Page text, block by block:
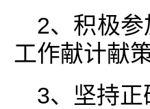
2、积极
工作献计献策
3、坚持